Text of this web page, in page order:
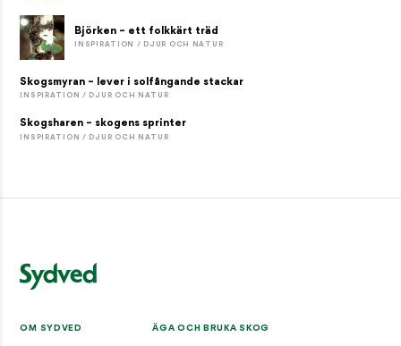
Björken – ett folkkärt träd
INSPIRATION / DJUR OCH NATUR
Skogsmyran – lever i solfångande stackar
INSPIRATION / DJUR OCH NATUR
Skogsharen – skogens sprinter
INSPIRATION / DJUR OCH NATUR
OM SYDVED ÄGA OCH BRUKA SKOG